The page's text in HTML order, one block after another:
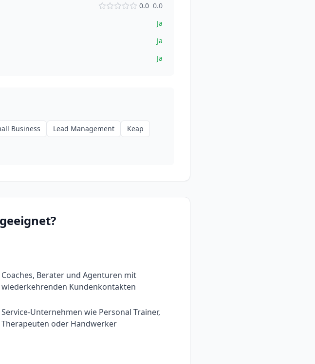
0.0 0.0
Ja
Ja
Ja
Business Lead Management
Keap
geeignet?
Coaches, Berater und Agenturen mit
wiederkehrenden Kundenkontakten
Service-Unternehmen wie Personal Trainer,
Therapeuten oder Handwerker